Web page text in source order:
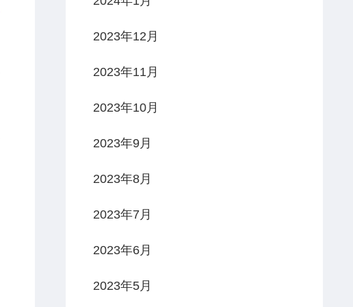
2023年12月
2023年11月
2023年10月
2023年9月
2023年8月
2023年7月
2023年6月
2023年5月